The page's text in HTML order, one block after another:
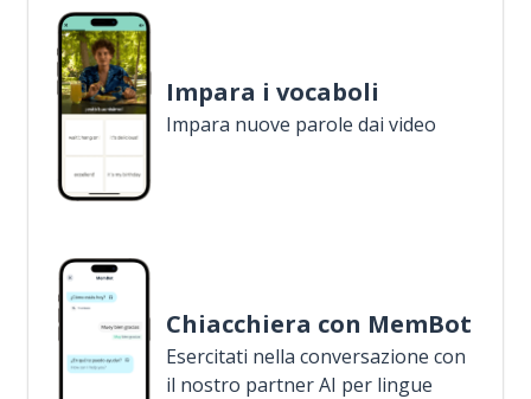
Impara i vocaboli
Impara nuove parole dai video
Chiacchiera con MemBot
Esercitati nella conversazione con
il nostro partner AI per lingue